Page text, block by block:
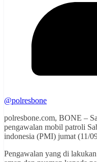
@polresbone
polresbone.com, BONE –
pengawalan mobil patroli
indonesia (PMI) jumat (11/
Pengawalan yang di